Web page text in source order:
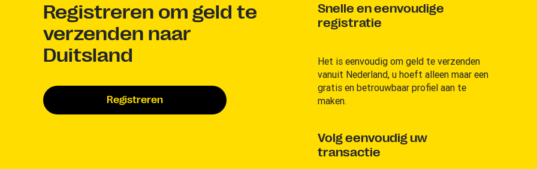
Registreren om geld te
verzenden naar
Duitsland
Registreren
Snelle en eenvoudige
registratie
Het is eenvoudig om geld te verzenden
vanuit Nederland, u hoeft alleen maar een
gratis en betrouwbaar profiel aan te
maken.
Volg eenvoudig uw
transactie